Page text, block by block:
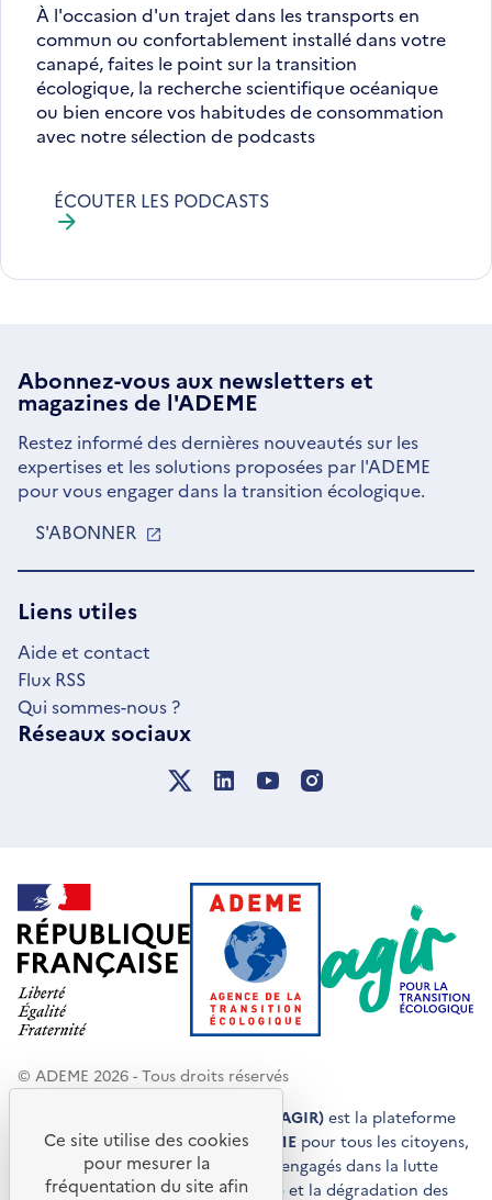
À l'occasion d'un trajet dans les transports en
commun ou confortablement installé dans votre
canapé, faites le point sur la transition
écologique, la recherche scientifique océanique
ou bien encore vos habitudes de consommation
avec notre sélection de podcasts
ÉCOUTER LES PODCASTS
Abonnez-vous aux newsletterset
magazines de l'ADEME
Restez informé des dernières nouveautés sur les
expertises et les solutions proposées par l'ADEME
pour vous engager dans la transition écologique.
S'ABONNER
UNE
Liens utiles
Aide et contact
Flux RSS
Qui sommes-nous ?
Réseaux sociaux
© ADEME 2026 - Tous droits réservés
Agir pour la transition écologique (AGIR) est la plateforme
de conseils et de services de l'ADEME pour tous les citoyens,
acteurs économiques et territoires engagés dans la lutte
contre le réchauffement climatique et la dégradation des
Ce site utilise des cookies
pour mesurer la
fréquentation du site afin